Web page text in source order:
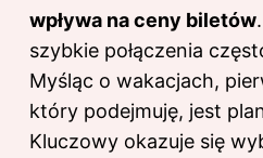
wpływa na ceny biletów
szybkie połączenia
Myśląc o wakacjach,
który podejmuję, jest
Kluczowy okazuje się